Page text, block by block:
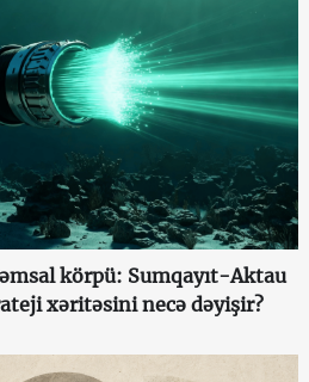
körpü: Sumqayıt-Aktau
xəritəsini necə dəyişir?